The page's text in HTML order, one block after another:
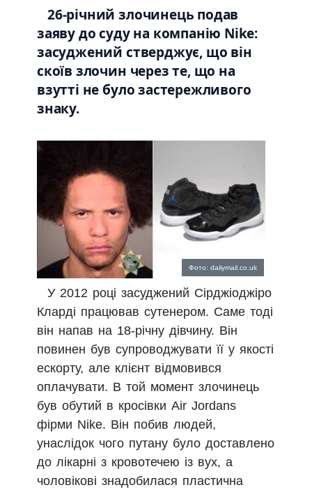
26-річний злочинець подав
заяву до суду на компанію Nike:
засуджений стверджує, що він
скоїв злочин через те, що на
взутті не було застережливого
знаку.
Фото: dailymail.co.uk
У 2012 році засуджений Сірджіоджіро
Кларді працював сутенером. Саме тоді
він напав на 18-річну дівчину. Він
повинен був супроводжувати її у якості
ескорту, але клієнт відмовився
оплачувати. В той момент злочинець
був обутий в кросівки Air Jordans
фірми Nike. Він побив людей,
унаслідок чого путану було доставлено
до лікарні з кровотечею із вух, а
чоловікові знадобилася пластична